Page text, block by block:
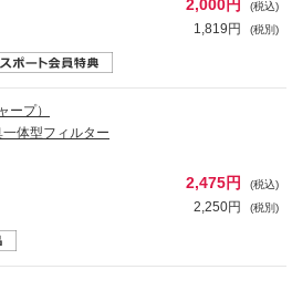
2,000円 (税込)
1,819円 (税別)
ープ）
体型フィルター
2,475円 (税込)
2,250円 (税別)